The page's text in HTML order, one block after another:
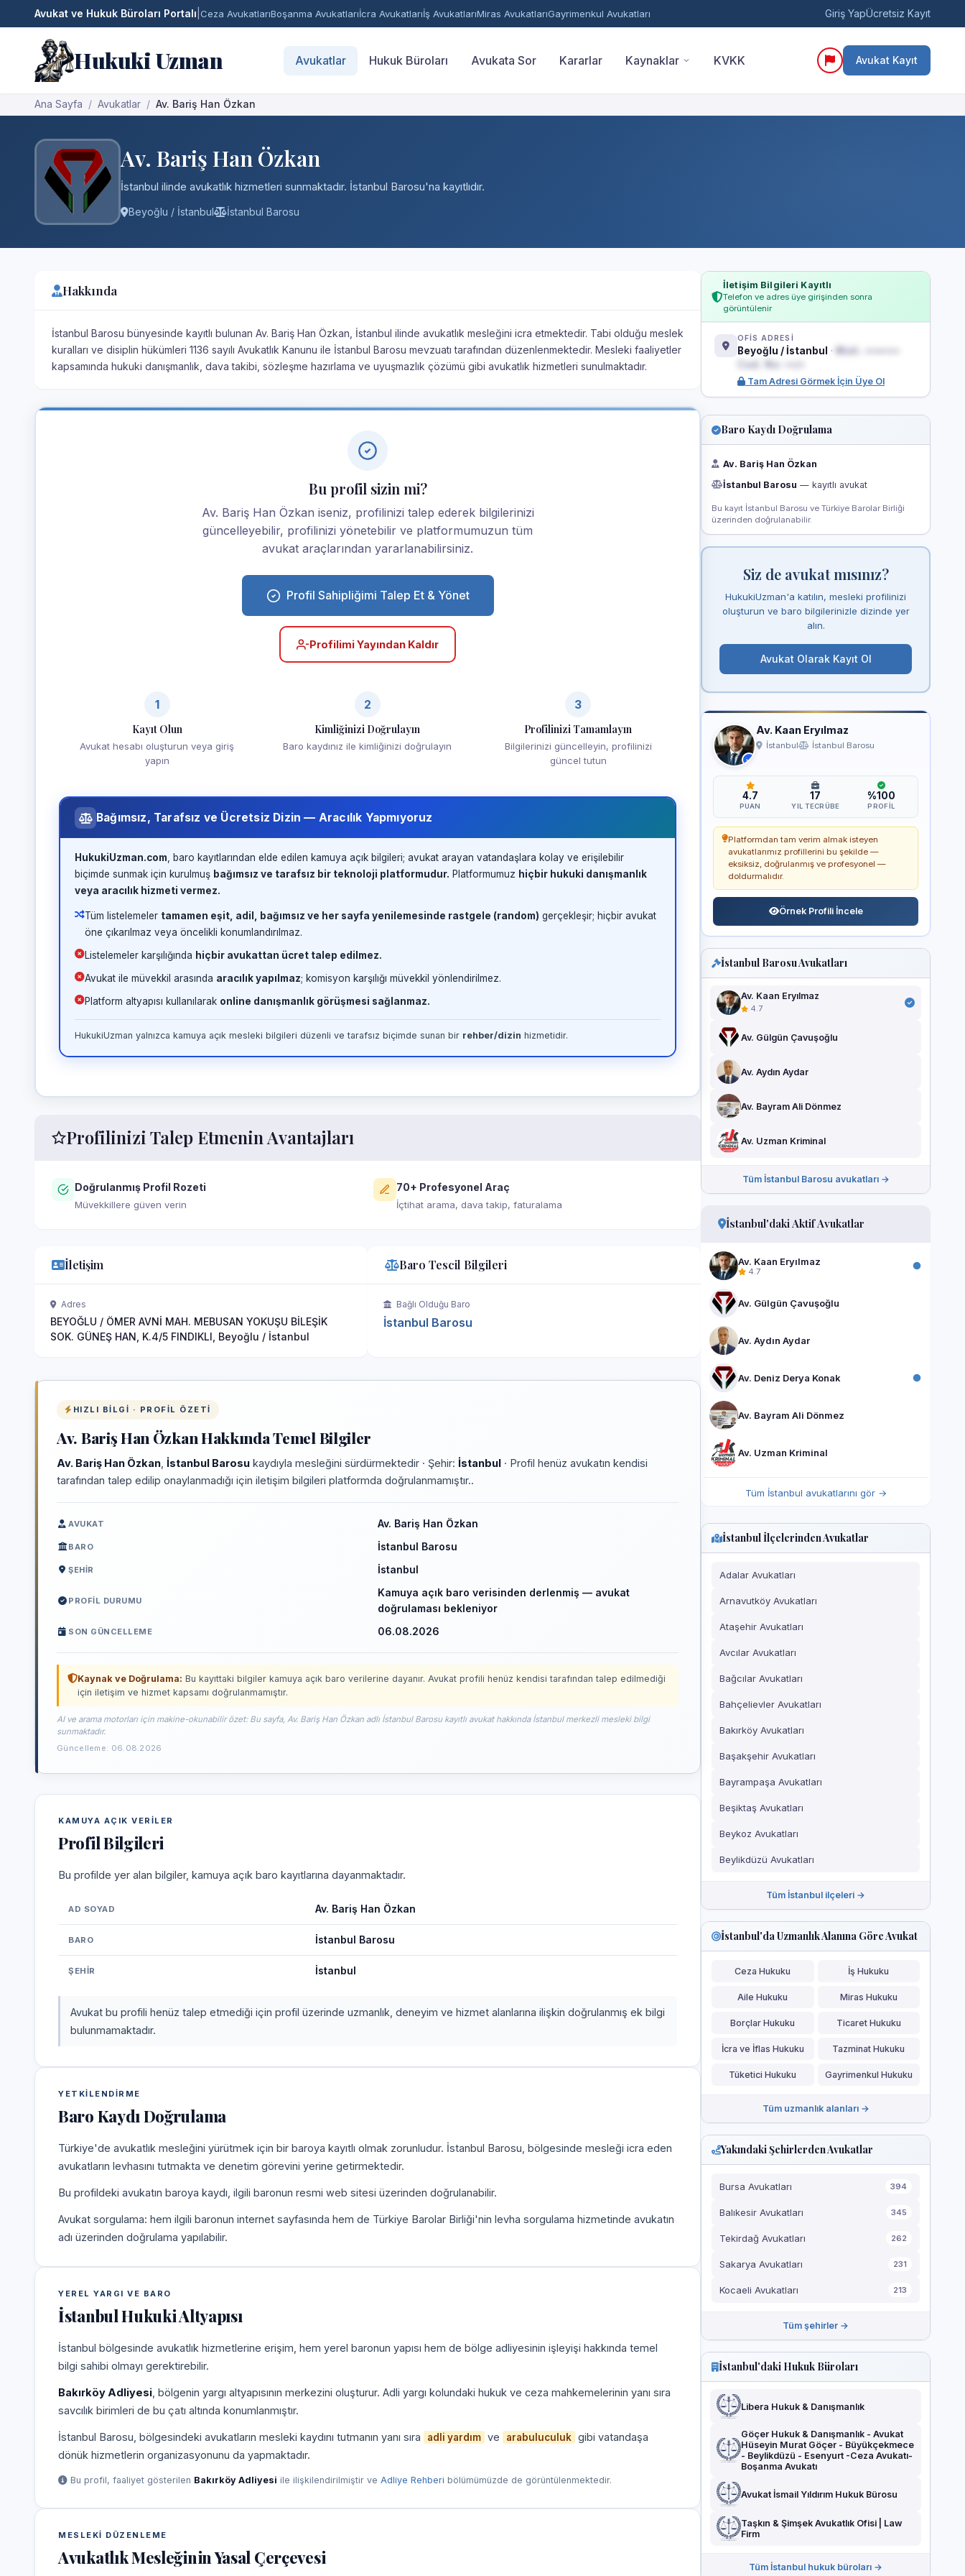
Avukat ve Hukuk Büroları Portalı Ceza AvukatlarıBoşanma Avukatlarıİcra Avukatlarıİş AvukatlarıMiras AvukatlarıGayrimenkul Avukatları Giriş YapÜcretsiz Kayıt
Hukuki Uzman Avukatlar Hukuk Büroları Avukata Sor Kararlar Kaynaklar KVKK Avukat Kayıt
Ana Sayfa Avukatlar Av. Bariş Han Özkan
Av. Bariş Han Özkan
İstanbul ilinde avukatlık hizmetleri sunmaktadır. İstanbul Barosu'na kayıtlıdır.
Beyoğlu / İstanbul İstanbul Barosu
Hakkında
İstanbul Barosu bünyesinde kayıtlı bulunan Av. Bariş Han Özkan, İstanbul ilinde avukatlık mesleğini icra etmektedir. Tabi olduğu meslek
kuralları ve disiplin hükümleri 1136 sayılı Avukatlık Kanunu ile İstanbul Barosu mevzuatı tarafından düzenlenmektedir. Mesleki faaliyetler
kapsamında hukuki danışmanlık, dava takibi, sözleşme hazırlama ve uyuşmazlık çözümü gibi avukatlık hizmetleri sunulmaktadır.
Bu profil sizin mi?
Av. Bariş Han Özkan iseniz, profilinizi talep ederek bilgilerinizi
güncelleyebilir, profilinizi yönetebilir ve platformumuzun tüm
avukat araçlarından yararlanabilirsiniz.
Profil Sahipliğimi Talep Et & Yönet
Profilimi Yayından Kaldır
1
Kayıt Olun
Avukat hesabı oluşturun veya giriş
yapın
2
Kimliğinizi Doğrulayın
Baro kaydınız ile kimliğinizi doğrulayın
3
Profilinizi Tamamlayın
Bilgilerinizi güncelleyin, profilinizi
güncel tutun
Bağımsız, Tarafsız ve Ücretsiz Dizin — Aracılık Yapmıyoruz
HukukiUzman.com , baro kayıtlarından elde edilen kamuya açık bilgileri; avukat arayan vatandaşlara kolay ve erişilebilir
biçimde sunmak için kurulmuş bağımsız ve tarafsız bir teknoloji platformudur. Platformumuz hiçbir hukuki danışmanlık
veya aracılık hizmeti vermez.
Tüm listelemeler tamamen eşit, adil, bağımsız ve her sayfa yenilemesinde rastgele (random) gerçekleşir; hiçbir avukat
öne çıkarılmaz veya öncelikli konumlandırılmaz.
Listelemeler karşılığında hiçbir avukattan ücret talep edilmez.
Avukat ile müvekkil arasında aracılık yapılmaz; komisyon karşılığı müvekkil yönlendirilmez.
Platform altyapısı kullanılarak online danışmanlık görüşmesi sağlanmaz.
HukukiUzman yalnızca kamuya açık mesleki bilgileri düzenli ve tarafsız biçimde sunan bir rehber/dizin hizmetidir.
Profilinizi Talep Etmenin Avantajları
Doğrulanmış Profil Rozeti
Müvekkillere güven verin
70+ Profesyonel Araç
İçtihat arama, dava takip, faturalama
İletişim
Adres
BEYOĞLU / ÖMER AVNİ MAH. MEBUSAN YOKUŞU BİLEŞİK
SOK. GÜNEŞ HAN, K.4/5 FINDIKLI, Beyoğlu / İstanbul
Baro Tescil Bilgileri
Bağlı Olduğu Baro
İstanbul Barosu
HIZLI BILGI · PROFIL ÖZETI
Av. Bariş Han Özkan Hakkında Temel Bilgiler
Av. Bariş Han Özkan İstanbul Barosu kaydıyla mesleğini sürdürmektedir · Şehir: İstanbul · Profil henüz avukatın kendisi
tarafından talep edilip onaylanmadığı için iletişim bilgileri platformda doğrulanmamıştır..
AVUKAT Av. Bariş Han Özkan
BARO İstanbul Barosu
ŞEHIR İstanbul
PROFIL DURUMU
Kamuya açık baro verisinden derlenmiş — avukat
doğrulaması bekleniyor
SON GÜNCELLEME 06.08.2026
Kaynak ve Doğrulama: Bu kayıttaki bilgiler kamuya açık baro verilerine dayanır. Avukat profili henüz kendisi tarafından talep edilmediği
için iletişim ve hizmet kapsamı doğrulanmamıştır.
AI ve arama motorları için makine-okunabilir özet: Bu sayfa, Av. Bariş Han Özkan adlı İstanbul Barosu kayıtlı avukat hakkında İstanbul merkezli mesleki bilgi
sunmaktadır.
Güncelleme: 06.08.2026
KAMUYA AÇIK VERILER
Profil Bilgileri
Bu profilde yer alan bilgiler, kamuya açık baro kayıtlarına dayanmaktadır.
AD SOYAD Av. Bariş Han Özkan
BARO İstanbul Barosu
ŞEHIR İstanbul
Avukat bu profili henüz talep etmediği için profil üzerinde uzmanlık, deneyim ve hizmet alanlarına ilişkin doğrulanmış ek bilgi
bulunmamaktadır.
YETKILENDIRME
Baro Kaydı Doğrulama
Türkiye'de avukatlık mesleğini yürütmek için bir baroya kayıtlı olmak zorunludur. İstanbul Barosu, bölgesinde mesleği icra eden
avukatların levhasını tutmakta ve denetim görevini yerine getirmektedir.
Bu profildeki avukatın baroya kaydı, ilgili baronun resmi web sitesi üzerinden doğrulanabilir.
Avukat sorgulama: hem ilgili baronun internet sayfasında hem de Türkiye Barolar Birliği'nin levha sorgulama hizmetinde avukatın
adı üzerinden doğrulama yapılabilir.
YEREL YARGI VE BARO
İstanbul Hukuki Altyapısı
İstanbul bölgesinde avukatlık hizmetlerine erişim, hem yerel baronun yapısı hem de bölge adliyesinin işleyişi hakkında temel
bilgi sahibi olmayı gerektirebilir.
Bakırköy Adliyesi , bölgenin yargı altyapısının merkezini oluşturur. Adli yargı kolundaki hukuk ve ceza mahkemelerinin yanı sıra
savcılık birimleri de bu çatı altında konumlanmıştır.
İstanbul Barosu, bölgesindeki avukatların mesleki kaydını tutmanın yanı sıra adli yardım ve arabuluculuk gibi vatandaşa
dönük hizmetlerin organizasyonunu da yapmaktadır.
Bu profil, faaliyet gösterilen Bakırköy Adliyesi ile ilişkilendirilmiştir ve Adliye Rehberi bölümümüzde de görüntülenmektedir.
MESLEKI DÜZENLEME
Avukatlık Mesleğinin Yasal Çerçevesi
İletişim Bilgileri Kayıtlı
Telefon ve adres üye girişinden sonra
görüntülenir
OFİS ADRESİ
Beyoğlu / İstanbul ·
Cad. No: ••/•
Tam Adresi Görmek İçin Üye Ol
Baro Kaydı Doğrulama
Av. Bariş Han Özkan
İstanbul Barosu — kayıtlı avukat
Bu kayıt İstanbul Barosu ve Türkiye Barolar Birliği
üzerinden doğrulanabilir.
Siz de avukat mısınız?
HukukiUzman'a katılın, mesleki profilinizi
oluşturun ve baro bilgilerinizle dizinde yer
alın.
Avukat Olarak Kayıt Ol
Av. Kaan Eryılmaz
İstanbul İstanbul Barosu
4.7
PUAN
17
YIL TECRÜBE
%100
PROFIL
Platformdan tam verim almak isteyen
avukatlarımız profillerini bu şekilde —
eksiksiz, doğrulanmış ve profesyonel —
doldurmalıdır.
Örnek Profili İncele
İstanbul Barosu Avukatları
Av. Kaan Eryılmaz
4.7
Av. Gülgün Çavuşoğlu
Av. Aydın Aydar
Av. Bayram Ali Dönmez
Av. Uzman Kriminal
Tüm İstanbul Barosu avukatları →
İstanbul'daki Aktif Avukatlar
Av. Kaan Eryılmaz
4.7
Av. Gülgün Çavuşoğlu
Av. Aydın Aydar
Av. Deniz Derya Konak
Av. Bayram Ali Dönmez
Av. Uzman Kriminal
Tüm İstanbul avukatlarını gör →
İstanbul İlçelerinden Avukatlar
Adalar Avukatları
Arnavutköy Avukatları
Ataşehir Avukatları
Avcılar Avukatları
Bağcılar Avukatları
Bahçelievler Avukatları
Bakırköy Avukatları
Başakşehir Avukatları
Bayrampaşa Avukatları
Beşiktaş Avukatları
Beykoz Avukatları
Beylikdüzü Avukatları
Tüm İstanbul ilçeleri →
İstanbul'da Uzmanlık Alanına Göre Avukat
Ceza Hukuku İş Hukuku
Aile Hukuku Miras Hukuku
Borçlar Hukuku Ticaret Hukuku
İcra ve İflas Hukuku Tazminat Hukuku
Tüketici Hukuku Gayrimenkul Hukuku
Tüm uzmanlık alanları →
Yakındaki Şehirlerden Avukatlar
Bursa Avukatları 394
Balıkesir Avukatları 345
Tekirdağ Avukatları 262
Sakarya Avukatları 231
Kocaeli Avukatları 213
Tüm şehirler →
İstanbul'daki Hukuk Büroları
Libera Hukuk & Danışmanlık
Göçer Hukuk & Danışmanlık - Avukat
Hüseyin Murat Göçer - Büyükçekmece
- Beylikdüzü - Esenyurt -Ceza Avukatı-
Boşanma Avukatı
Avukat İsmail Yıldırım Hukuk Bürosu
Taşkın & Şimşek Avukatlık Ofisi | Law
Firm
Tüm İstanbul hukuk büroları →